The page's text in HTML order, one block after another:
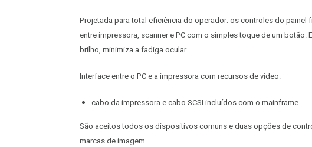
Projetada para total eficiência do operador: os controles do
entre impressora, scanner e PC com o simples toque de um botão.
brilho, minimiza a fadiga ocular.
Interface entre o PC e a impressora com recursos de vídeo.
cabo da impressora e cabo SCSI incluídos com o mainframe.
São aceitos todos os dispositivos comuns e duas opções de
marcas de imagem